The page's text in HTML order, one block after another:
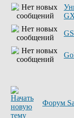
Форум